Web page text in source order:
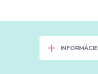
+ INFORMÁCIE